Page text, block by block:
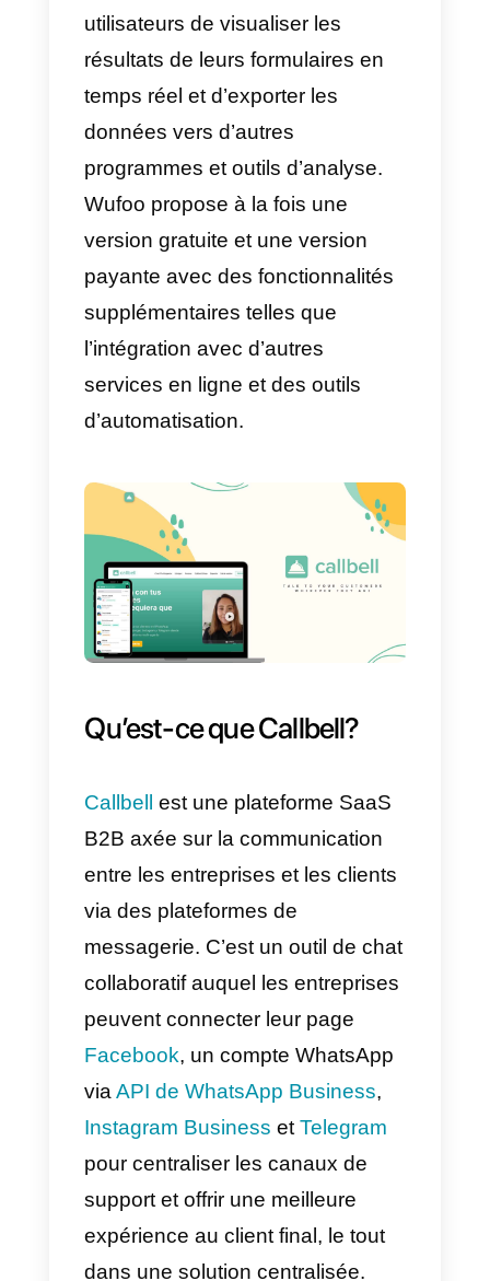
conception, permettant aux
utilisateurs de créer des
formulaires adaptés à leurs
besoins spécifiques. Les
formulaires peuvent être intégrés
dans des sites Web, des blogs
envoyés directement par e-mail,
ce qui permet une plus grande
flexibilité dans la collecte de
données.
La plate-forme propose
également des options d’analyse
de données, permettant aux
utilisateurs de visualiser les
temps réel et d’exporter les
programmes et outils d’analyse.
Wufoo propose à la fois une
version gratuite et une version
payante avec des fonctionnalités
supplémentaires telles que
l’intégration avec d’autres
services en ligne et des outils
d’automatisation.